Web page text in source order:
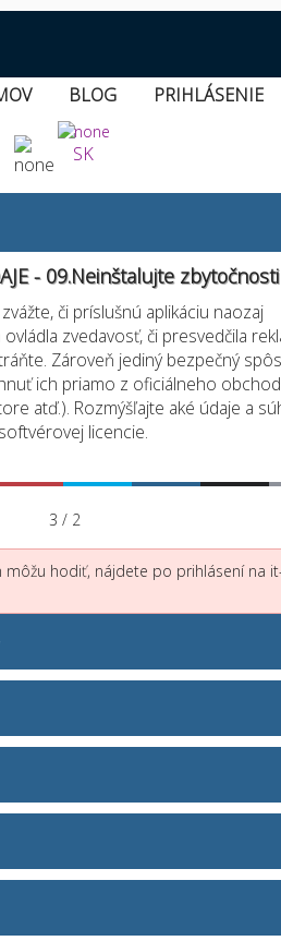
BLOG PRIHLÁSENIE
SK
- 09.Neinštalujte zbytočnosti
či príslušnú aplikáciu naozaj
zvedavosť, či presvedčila
Zároveň jediný bezpečný
ich priamo z oficiálneho
atď.). Rozmýšľajte aké údaje a
licencie.
3 / 2
môžu hodiť, nájdete po prihlásení na